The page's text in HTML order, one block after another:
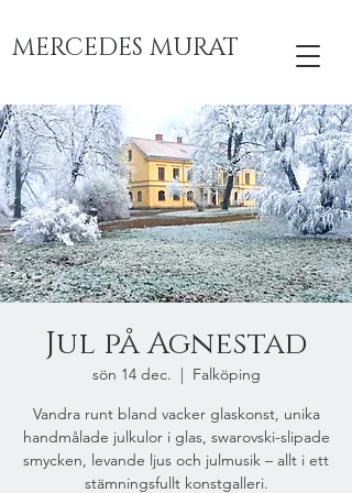
MERCEDES MURAT
Jul på Agnestad
sön 14 dec.
  |
Falköping
Vandra runt bland vacker glaskonst, unika
handmålade julkulor i glas, swarovski-slipade
smycken, levande ljus och julmusik – allt i ett
stämningsfullt konstgalleri.